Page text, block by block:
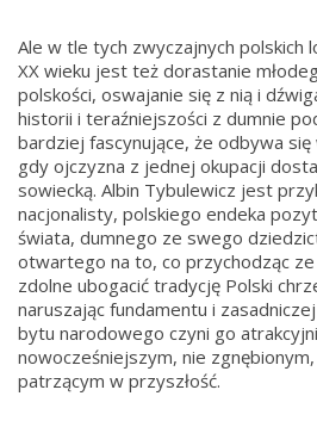
Ale w tle tych zwyczajnych polskich
XX wieku jest też dorastanie
polskości, oswajanie się z nią i
historii i teraźniejszości z dumnie
bardziej fascynujące, że odbywa
gdy ojczyzna z jednej okupacji
sowiecką. Albin Tybulewicz jest
nacjonalisty, polskiego endeka
świata, dumnego ze swego
otwartego na to, co przychodząc
zdolne ubogacić tradycję Polski
naruszając fundamentu i
bytu narodowego czyni go
nowocześniejszym, nie
patrzącym w przyszłość.